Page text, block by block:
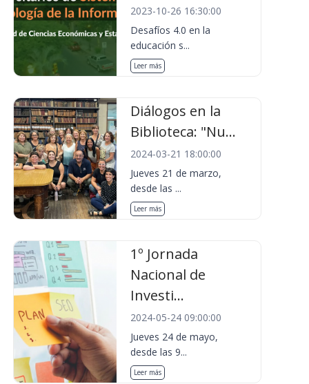
2023-10-26 16:30:00
Desafíos 4.0 en la
educación s...
Leer más
Diálogos en la
Biblioteca: "Nu...
2024-03-21 18:00:00
Jueves 21 de marzo,
desde las ...
Leer más
1º Jornada
Nacional de
Investi...
2024-05-24 09:00:00
Jueves 24 de mayo,
desde las 9...
Leer más